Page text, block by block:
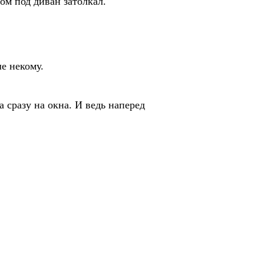
некому.
на окна. И ведь наперед